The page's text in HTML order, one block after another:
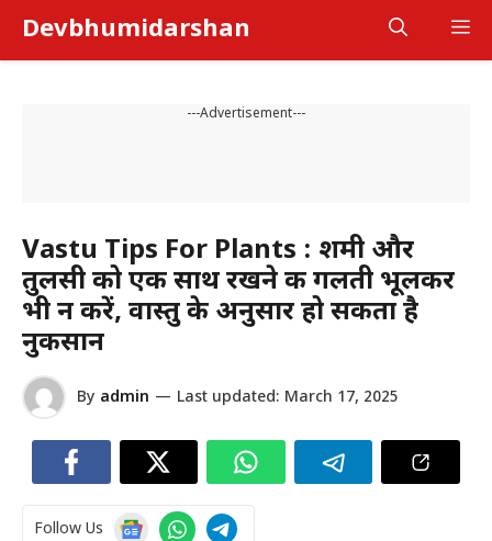
content
Devbhumidarshan
---Advertisement---
Vastu Tips For Plants : शमी और
तुलसी को एक साथ रखने की गलती भूलकर
भी न करें, वास्तु के अनुसार हो सकता है
नुकसान
By admin — Last updated: March 17, 2025
Follow Us